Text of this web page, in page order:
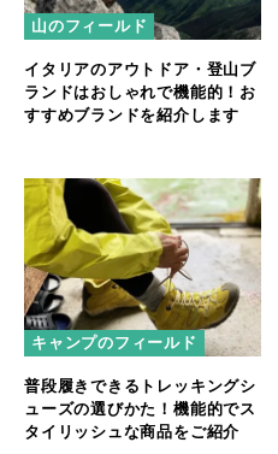
山のフィールド
イタリアのアウトドア・登山ブ
ランドはおしゃれで機能的！お
すすめブランドを紹介します
キャンプのフィールド
普段履きできるトレッキングシ
ューズの選びかた！機能的でス
タイリッシュな商品をご紹介